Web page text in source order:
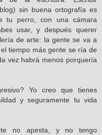
sin buena ortografía es
tu perro, con una cámara
usar, y después querer
de arte: la gente se va a
tiempo más gente se ría de
vez habrá menos porquería
Yo creo que tienes
y seguramente tu vida
no apesta, y no tengo